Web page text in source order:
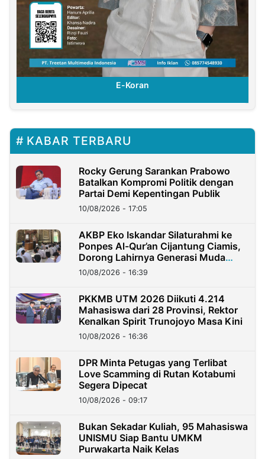
KABAR TERBARU
Rocky Gerung Sarankan Prabowo
Batalkan Kompromi Politik dengan
Partai Demi Kepentingan Publik
10/08/2026 - 17:05
AKBP Eko Iskandar Silaturahmi ke
Ponpes Al-Qur’an Cijantung Ciamis,
Dorong Lahirnya Generasi Muda
Berkarakter
10/08/2026 - 16:39
PKKMB UTM 2026 Diikuti 4.214
Mahasiswa dari 28 Provinsi, Rektor
Kenalkan Spirit Trunojoyo Masa Kini
10/08/2026 - 16:36
DPR Minta Petugas yang Terlibat
Love Scamming di Rutan Kotabumi
Segera Dipecat
10/08/2026 - 09:17
Bukan Sekadar Kuliah, 95 Mahasiswa
UNISMU Siap Bantu UMKM
Purwakarta Naik Kelas